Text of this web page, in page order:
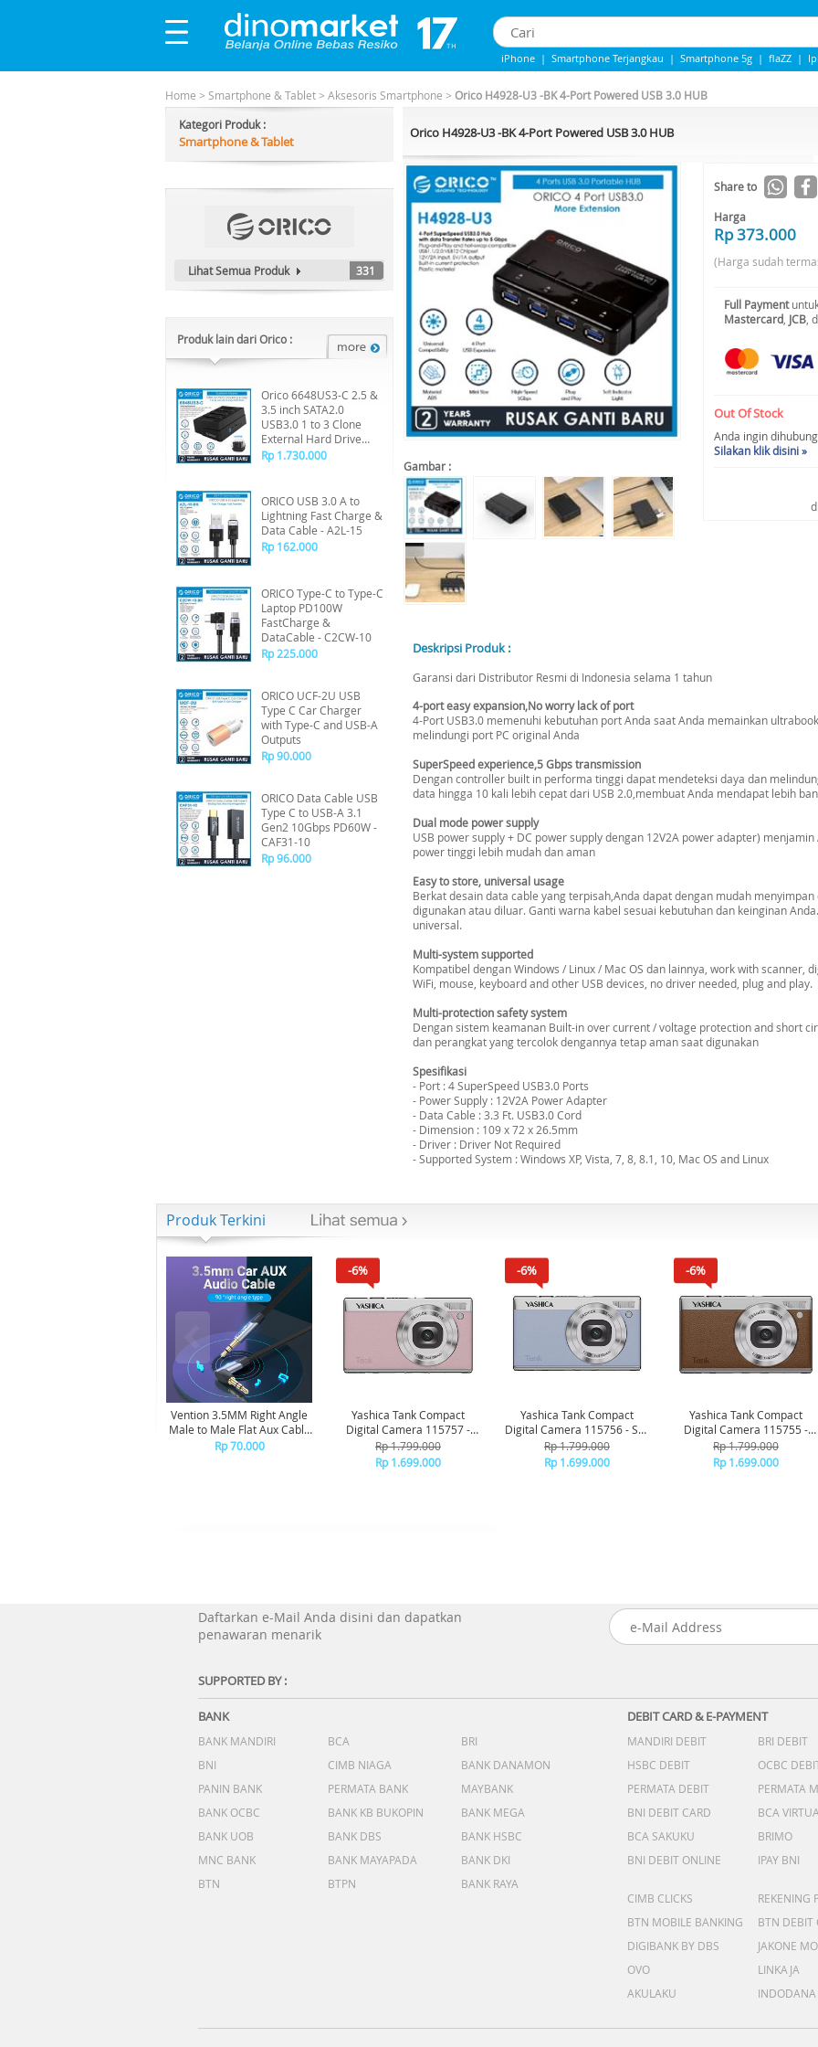
iPhone | Smartphone Terjangkau | Smartphone 5g | flaZZ |
Home > Smartphone & Tablet> Aksesoris Smartphone > Orico H4928-U3 -BK 4-Port Powered USB 3.0 HUB
Kategori Produk :
Smartphone & Tablet
Lihat Semua Produk 331
Produk lain dari Orico :
Orico 6648US3-C 2.5 &
3.5 inch SATA2.0
USB3.0 1 to 3 Clone
External Hard Drive
Dock
Rp 1.730.000
ORICO USB 3.0 A to
Lightning Fast Charge &
Data Cable - A2L-15
Rp 162.000
ORICO Type-C to Type-C
Laptop PD100W
FastCharge &
DataCable - C2CW-10
Rp 225.000
ORICO UCF-2U USB
Type C Car Charger
with Type-C and USB-A
Outputs
Rp 90.000
ORICO Data Cable USB
Type C to USB-A 3.1
Gen2 10Gbps PD60W -
CAF31-10
Rp 96.000
Orico H4928-U3 -BK 4-Port Powered USB 3.0 HUB
Gambar :
Share to
Harga
Rp 373.000
(Harga sudah
Full Payment
Mastercard JCB ,
Out Of Stock
Anda ingin
Silakan klik disini »
Deskripsi Produk :
Garansi dari Distributor Resmi di Indonesia selama 1 tahun
4-port easy expansion,No worry lack of port
4-Port USB3.0 memenuhi kebutuhan port Anda saat Anda memainkan
melindungi port PC original Anda
SuperSpeed experience,5 Gbps transmission
Dengan controller built in performa tinggi dapat mendeteksi daya dan
data hingga 10 kali lebih cepat dari USB 2.0,membuat Anda mendapat lebih
Dual mode power supply
USB power supply + DC power supply dengan 12V2A power adapter)
power tinggi lebih mudah dan aman
Easy to store, universal usage
Berkat desain data cable yang terpisah,Anda dapat dengan mudah
digunakan atau diluar. Ganti warna kabel sesuai kebutuhan dan keinginan
universal.
Multi-system supported
Kompatibel dengan Windows / Linux / Mac OS dan lainnya, work with scanner,
WiFi, mouse, keyboard and other USB devices, no driver needed, plug and play.
Multi-protection safety system
Dengan sistem keamanan Built-in over current / voltage protection and short
dan perangkat yang tercolok dengannya tetap aman saat digunakan
Spesifikasi
- Port : 4 SuperSpeed USB3.0 Ports
- Power Supply : 12V2A Power Adapter
- Data Cable : 3.3 Ft. USB3.0 Cord
- Dimension : 109 x 72 x 26.5mm
- Driver : Driver Not Required
- Supported System : Windows XP, Vista, 7, 8, 8.1, 10, Mac OS and Linux
Produk Terkini
Vention 3.5MM Right Angle
Male to Male Flat Aux Cable
1M - Gray Aluminum Alloy
Rp 70.000
-6%
Yashica Tank Compact
Digital Camera 115757 -
Pink Marshmallow
Rp 1.799.000
Rp 1.699.000
-6%
Yashica Tank Compact
Digital Camera 115756 - Sky
Blue
Rp 1.799.000
Rp 1.699.000
-6%
Yashica Tank Compact
Digital Camera 115755 -
Brown
Rp 1.799.000
Rp 1.699.000
Daftarkan e-Mail Anda disini dan dapatkan
penawaran menarik
SUPPORTED BY :
BANK
BANK MANDIRI BCA
BRI
BNI
CIMB NIAGA
BANK DANAMON
PANIN BANK
PERMATA BANK
MAYBANK
BANK OCBC
BANK KB BUKOPIN
BANK MEGA
BANK UOB
BANK DBS
BANK HSBC
MNC BANK
BANK MAYAPADA
BANK DKI
BTN
BTPN BANK RAYA
DEBIT CARD & E-PAYMENT
MANDIRI DEBIT BRI DEBIT
HSBC DEBIT
OCBC
PERMATA DEBIT
PERMATA
BNI DEBIT CARD
BCA
BCA SAKUKU
BRIMO
BNI DEBIT ONLINE
IPAY BNI
CIMB CLICKS
REKENING
BTN MOBILE BANKING
BTN DEBIT
DIGIBANK BY DBS
JAKONE
OVO
LINKAJA
AKULAKU
INDODANA